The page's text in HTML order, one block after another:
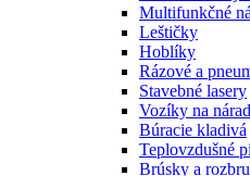
Multifunkčné
Leštičky
Hoblíky
Rázové a
Stavebné lasery
Vozíky na
Búracie kladivá
Teplovzdušné
Brúsky a